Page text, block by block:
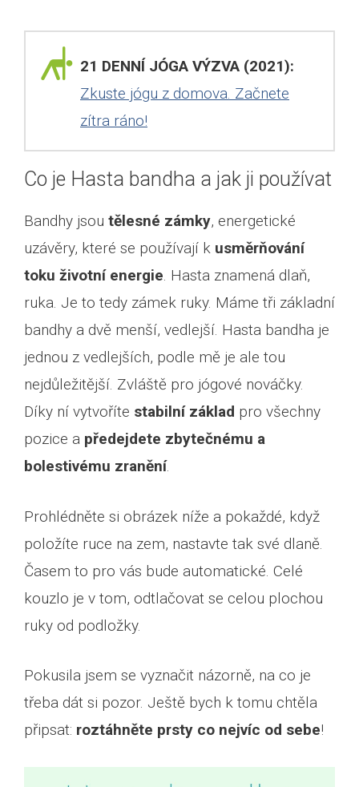
21 DENNÍ JÓGA VÝZVA (2021):
Zkuste jógu z domova. Začnete
zítra ráno!
Co je Hasta bandha a jak ji používat
Bandhy jsou tělesné zámky, energetické
uzávěry, které se používají k usměrňování
toku životní energie. Hasta znamená dlaň,
ruka. Je to tedy zámek ruky. Máme tři základní
bandhy a dvě menší, vedlejší. Hasta bandha je
jednou z vedlejších, podle mě je ale tou
nejdůležitější. Zvláště pro jógové nováčky.
Díky ní vytvoříte stabilní základ pro všechny
pozice a předejdete zbytečnému a
bolestivému zranění.
Prohlédněte si obrázek níže a pokaždé, když
položíte ruce na zem, nastavte tak své dlaně.
Časem to pro vás bude automatické. Celé
kouzlo je v tom, odtlačovat se celou plochou
ruky od podložky.
Pokusila jsem se vyznačit názorně, na co je
třeba dát si pozor. Ještě bych k tomu chtěla
připsat: roztáhněte prsty co nejvíc od sebe!